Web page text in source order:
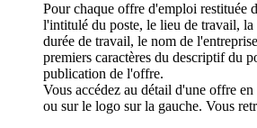
Pour chaque offre d'emploi restituée
l'intitulé du poste, le lieu de travail, la
durée de travail, le nom de
premiers caractères du descriptif du
publication de l'offre.
Vous accédez au détail d'une offre
ou sur le logo sur la gauche. Vous